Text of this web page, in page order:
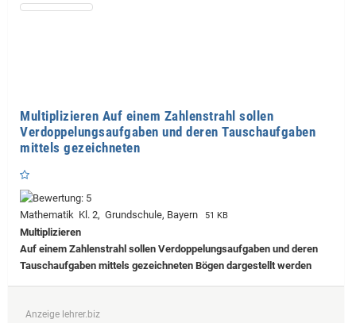
Multiplizieren Auf einem Zahlenstrahl sollen
Verdoppelungsaufgaben und deren Tauschaufgaben
mittels gezeichneten
Mathematik Kl. 2, Grundschule, Bayern 51 KB
Multiplizieren
Auf einem Zahlenstrahl sollen Verdoppelungsaufgaben und deren
Tauschaufgaben mittels gezeichneten Bögen dargestellt werden
Anzeige lehrer.biz